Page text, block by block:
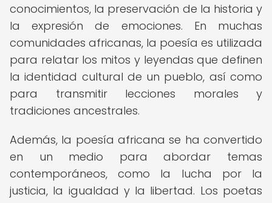
conocimientos, la preservación de la historia y
la expresión de emociones. En muchas
comunidades africanas, la poesía es utilizada
para relatar los mitos y leyendas que definen
la identidad cultural de un pueblo, así como
para transmitir lecciones morales y
tradiciones ancestrales.
Además, la poesía africana se ha convertido
en un medio para abordar temas
contemporáneos, como la lucha por la
justicia, la igualdad y la libertad. Los poetas